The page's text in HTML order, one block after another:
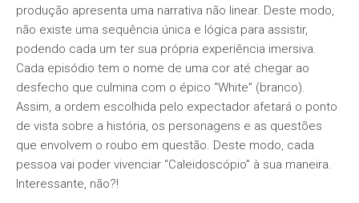
produção apresenta uma narrativa não linear. Deste modo,
não existe uma sequência única e lógica para assistir,
podendo cada um ter sua própria experiência imersiva.
Cada episódio tem o nome de uma cor até chegar ao
desfecho que culmina com o épico “White” (branco).
Assim, a ordem escolhida pelo expectador afetará o ponto
de vista sobre a história, os personagens e as questões
que envolvem o roubo em questão. Deste modo, cada
pessoa vai poder vivenciar “Caleidoscópio” à sua maneira.
Interessante, não?!